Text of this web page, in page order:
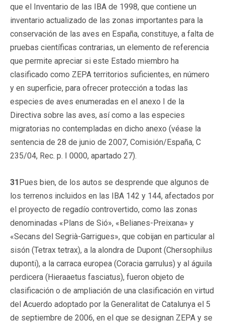
que el Inventario de las IBA de 1998, que contiene un
inventario actualizado de las zonas importantes para la
conservación de las aves en España, constituye, a falta de
pruebas científicas contrarias, un elemento de referencia
que permite apreciar si este Estado miembro ha
clasificado como ZEPA territorios suficientes, en número
y en superficie, para ofrecer protección a todas las
especies de aves enumeradas en el anexo I de la
Directiva sobre las aves, así como a las especies
migratorias no contempladas en dicho anexo (véase la
sentencia de 28 de junio de 2007, Comisión/España, C
235/04, Rec. p. I 0000, apartado 27).
31Pues bien, de los autos se desprende que algunos de
los terrenos incluidos en las IBA 142 y 144, afectados por
el proyecto de regadío controvertido, como las zonas
denominadas «Plans de Sió», «Belianes-Preixana» y
«Secans del Segrià-Garrigues», que cobijan en particular al
sisón (Tetrax tetrax), a la alondra de Dupont (Chersophilus
duponti), a la carraca europea (Coracia garrulus) y al águila
perdicera (Hieraaetus fasciatus), fueron objeto de
clasificación o de ampliación de una clasificación en virtud
del Acuerdo adoptado por la Generalitat de Catalunya el 5
de septiembre de 2006, en el que se designan ZEPA y se